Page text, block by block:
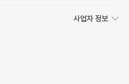
사업자 정보